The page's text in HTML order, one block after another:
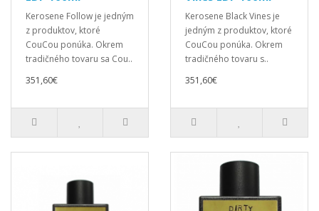
Kerosene Follow je jedným
z produktov, ktoré
CouCou ponúka. Okrem
tradičného tovaru sa Cou..
351,60€
Kerosene Black Vines je
jedným z produktov, ktoré
CouCou ponúka. Okrem
tradičného tovaru s..
351,60€